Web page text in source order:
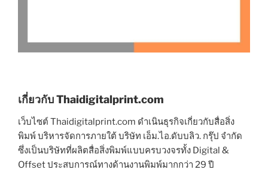
เกี่ยวกับ Thaidigitalprint.com
เว็บไซต์ Thaidigitalprint.com ดำเนินธุรกิจเกี่ยวกับสื่อสิ่ง
พิมพ์ บริหารจัดการภายใต้ บริษัท เอ็ม.ไอ.ดับบลิว. กรุ๊ป จำกัด
ซึ่งเป็นบริษัทที่ผลิตสื่อสิ่งพิมพ์แบบครบวงจรทั้ง Digital &
Offset ประสบการณ์ทางด้านงานพิมพ์มากกว่า 29 ปี